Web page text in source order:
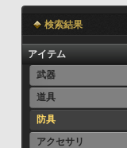
検索結果
アイテム
武器
道具
防具
アクセサリ